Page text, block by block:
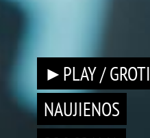
►PLAY / GROTI
NAUJIENOS